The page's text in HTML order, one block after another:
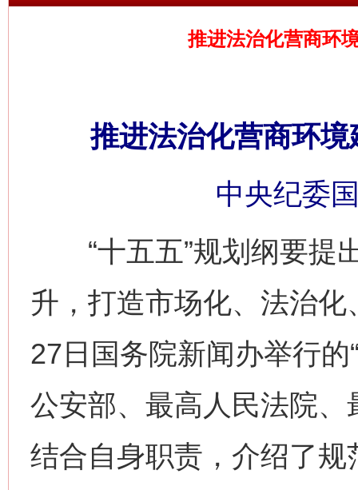
推进法治化营商环
推进法治化营商环
中央纪委
“十五五”规划纲要提
升，打造市场化、法治
27日国务院新闻办举行的
公安部、最高人民法院
结合自身职责，介绍了